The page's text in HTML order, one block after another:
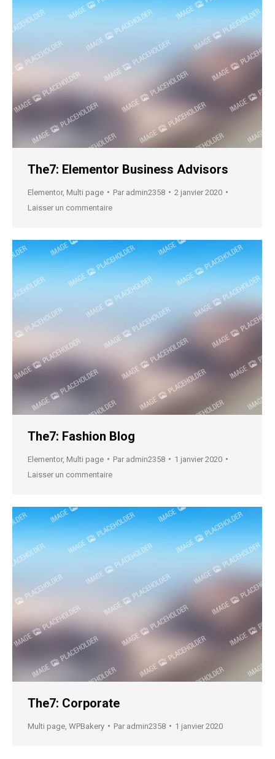
The7: Elementor Business Advisors
Elementor, Multi page Par admin2358
2 janvier 2020
Laisser un commentaire
The7: Fashion Blog
Elementor, Multi page Par admin2358
1 janvier 2020
Laisser un commentaire
The7: Corporate
Multi page WPBakery Par admin2358 1 janvier 2020